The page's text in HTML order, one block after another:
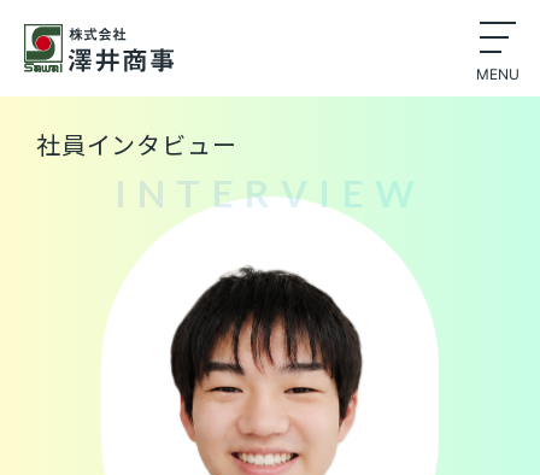
MENU
社員インタビュー
INTERVIEW